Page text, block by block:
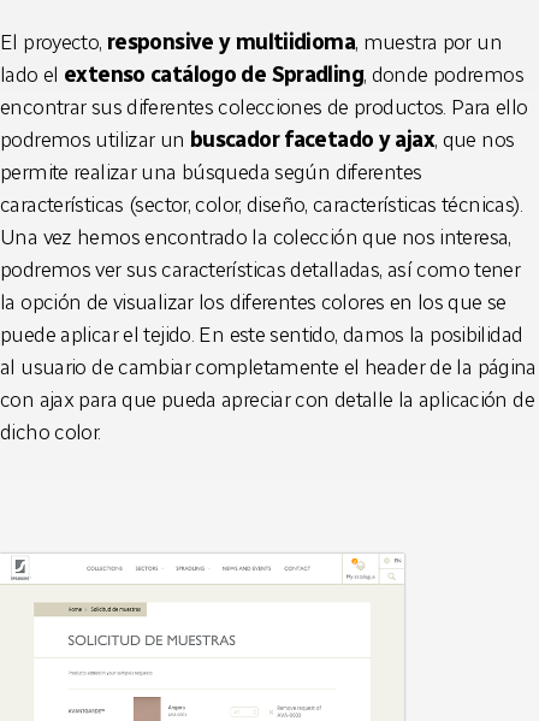
El proyecto, responsive y multiidioma, muestra por un
lado el extenso catálogo de Spradling, donde podremos
encontrar sus diferentes colecciones de productos. Para ello
podremos utilizar un buscador facetado y ajax, que nos
permite realizar una búsqueda según diferentes
características (sector, color, diseño, características técnicas).
Una vez hemos encontrado la colección que nos interesa,
podremos ver sus características detalladas, así como tener
la opción de visualizar los diferentes colores en los que se
puede aplicar el tejido. En este sentido, damos la posibilidad
al usuario de cambiar completamente el header de la página
con ajax para que pueda apreciar con detalle la aplicación de
dicho color.